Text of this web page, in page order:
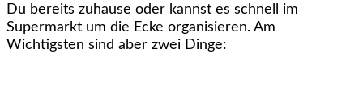
Du bereits zuhause oder kannst es schnell im
Supermarkt um die Ecke organisieren. Am
Wichtigsten sind aber zwei Dinge: